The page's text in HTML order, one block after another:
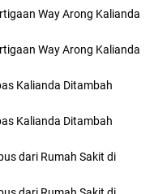
Way Arong Kalianda
Way Arong Kalianda
Kalianda Ditambah
Kalianda Ditambah
dari Rumah Sakit di